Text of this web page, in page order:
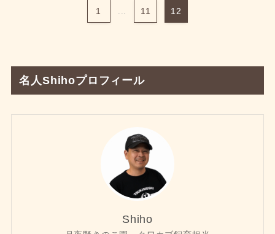
1 ... 11 12
名人Shihoプロフィール
Shiho